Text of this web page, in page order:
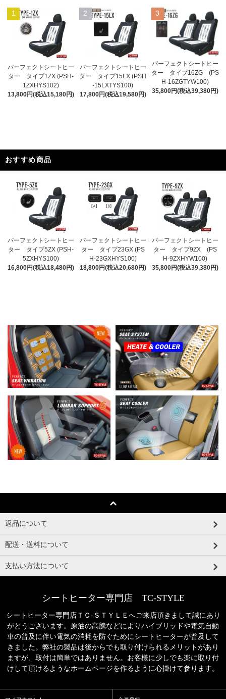
1
パーフェクトシートヒー
ター タイプ1ZX (PSH-
1ZXHYS102)
13,800円(税込15,180円)
2
パーフェクトシートヒー
ター タイプ15LX (PSH
-15LXTYS100)
17,800円(税込19,580円)
3
パーフェクトシートヒー
ター タイプ16ZG (PS
H-16ZGTYW100)
35,800円(税込39,380円)
おすすめ商品
パーフェクトシートヒー
ター タイプ5ZX (PSH-
5ZXHYS100)
16,800円(税込18,480円)
パーフェクトシートヒー
ター タイプ23GX (PS
H-23GXHYS100)
18,800円(税込20,680円)
パーフェクトシートヒー
ター タイプ9ZX (PS
H-9ZXHYW100)
35,800円(税込39,380円)
返品について
配送・送料について
支払い方法について
シートヒーター専門店 TC-STYLE
シートヒーター専門店ＴＣ‐ＳＴＹＬＥへご来店頂きまして誠にあり
がとうございます。原油の高騰などによりハイブリッドや電気自動
車の普及に伴い電気の消耗を防ぐためにシートヒーターが普及して
きました。弊社の製品は後からでも取り付けられるメリットがあり
ますが、取付は簡単ではありません。お客様に少しでも楽に取り付
けして頂けるようなホームページを作るように心掛けて参ります。